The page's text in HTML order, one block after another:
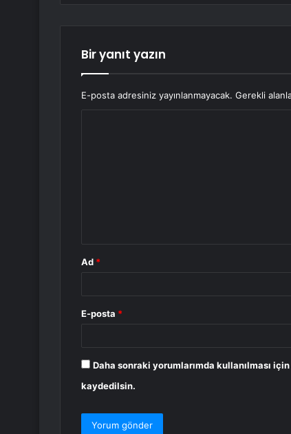
Bir yanıt yazın
E-posta adresiniz yayınlanmayacak. Gerekli
Ad *
E-posta *
Daha sonraki yorumlarımda kullanılması
kaydedilsin.